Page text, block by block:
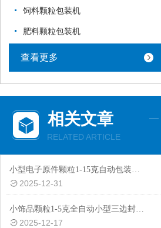
饲料颗粒包装机
肥料颗粒包装机
查看更多
相关文章
RELATED ARTICLE
小型电子原件颗粒1-15克自动包装机厂家
2025-12-31
小饰品颗粒1-5克全自动小型三边封智能包装机批发
2025-12-17